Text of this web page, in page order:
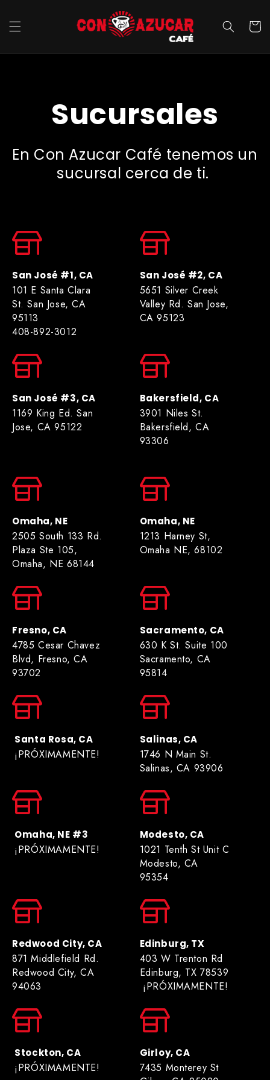
al contenido
Carrito
Sucursales
En Con Azucar Café tenemos un
sucursal cerca de ti.
San José #1, CA
101 E Santa Clara
St. San Jose, CA
95113
408-892-3012
San José #2, CA
5651 Silver Creek
Valley Rd. San Jose,
CA 95123
San José #3, CA
1169 King Ed. San
Jose, CA 95122
Bakersfield, CA
3901 Niles St.
Bakersfield, CA
93306
Omaha, NE
2505 South 133 Rd.
Plaza Ste 105,
Omaha, NE 68144
Omaha, NE
1213 Harney St,
Omaha NE, 68102
Fresno, CA
4785 Cesar Chavez
Blvd, Fresno, CA
93702
Sacramento, CA
630 K St. Suite 100
Sacramento, CA
95814
Santa Rosa, CA
¡PRÓXIMAMENTE!
Salinas, CA
1746 N Main St.
Salinas, CA 93906
Omaha, NE #3
¡PRÓXIMAMENTE!
Modesto, CA
1021 Tenth St Unit C
Modesto, CA
95354
Redwood City, CA
871 Middlefield Rd.
Redwood City, CA
94063
Edinburg, TX
403 W Trenton Rd
Edinburg, TX 78539
¡PRÓXIMAMENTE!
Stockton, CA
¡PRÓXIMAMENTE!
Girloy, CA
7435 Monterey St